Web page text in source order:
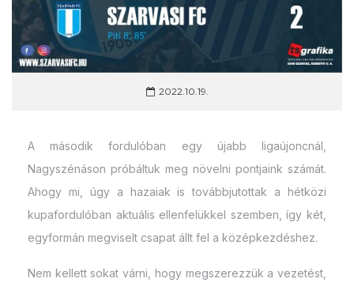
2022.10.19.
A második fordulóban egy újabb ligaújoncnál,
Nagyszénáson próbáltuk meg növelni pontjaink számát.
Ahogy mi, úgy a hazaiak is továbbjutottak a hétközi
kupafordulóban aktuális ellenfelükkel szemben, így két,
egyformán megviselt csapat állt fel a középkezdéshez.
Nem kellett sokat várni, hogy megszerezzük a vezetést,